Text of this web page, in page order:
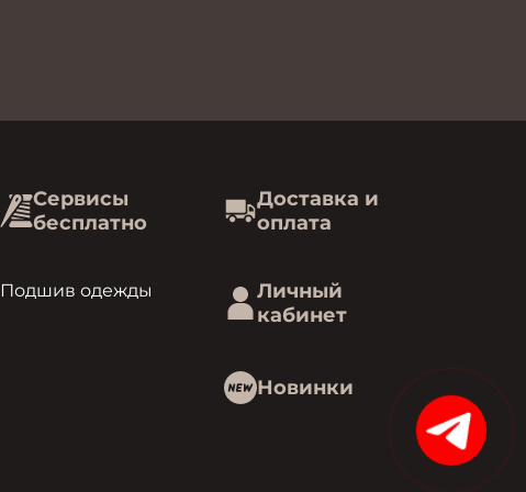
Сервисы
бесплатно
Подшив одежды
Доставка и
оплата
Личный
кабинет
Новинки